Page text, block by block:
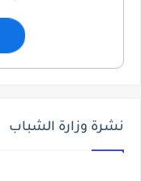
نشرة وزارة الشباب